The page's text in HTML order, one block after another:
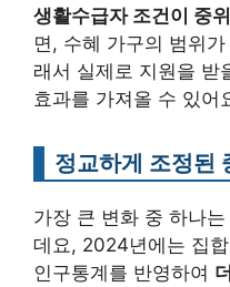
생활수급자 조건이 중
면, 수혜 가구의 범위
래서 실제로 지원을 받
효과를 가져올 수 있어
정교하게 조정된
가장 큰 변화 중 하나는
데요, 2024년에는 집
인구통계를 반영하여